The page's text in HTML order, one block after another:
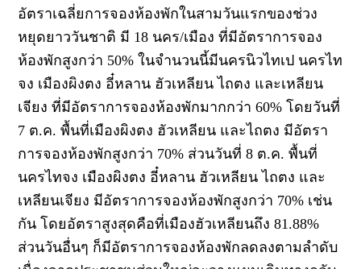
อัตราเฉลี่ยการจองห้องพักในสามวันแรกของช่วง
หยุดยาววันชาติ มี 18 นคร/เมือง ที่มีอัตราการจอง
ห้องพักสูงกว่า 50% ในจำนวนนี้มีนครนิวไทเป นครไท
จง เมืองผิงตง อี๋หลาน ฮัวเหลียน ไถตง และเหลียน
เจียง ที่มีอัตราการจองห้องพักมากกว่า 60% โดยวันที่
7 ต.ค. พื้นที่เมืองผิงตง ฮัวเหลียน และไถตง มีอัตรา
การจองห้องพักสูงกว่า 70% ส่วนวันที่ 8 ต.ค. พื้นที่
นครไทจง เมืองผิงตง อี๋หลาน ฮัวเหลียน ไถตง และ
เหลียนเจียง มีอัตราการจองห้องพักสูงกว่า 70% เช่น
กัน โดยอัตราสูงสุดคือที่เมืองฮัวเหลียนถึง 81.88%
ส่วนวันอื่นๆ ก็มีอัตราการจองห้องพักลดลงตามลำดับ